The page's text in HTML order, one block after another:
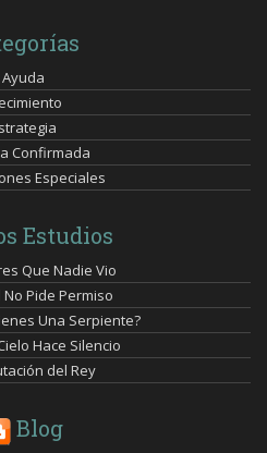
Ayuda
Confirmada
Especiales
Estudios
Que Nadie Vio
Pide Permiso
Una Serpiente?
Hace Silencio
del Rey
Blog